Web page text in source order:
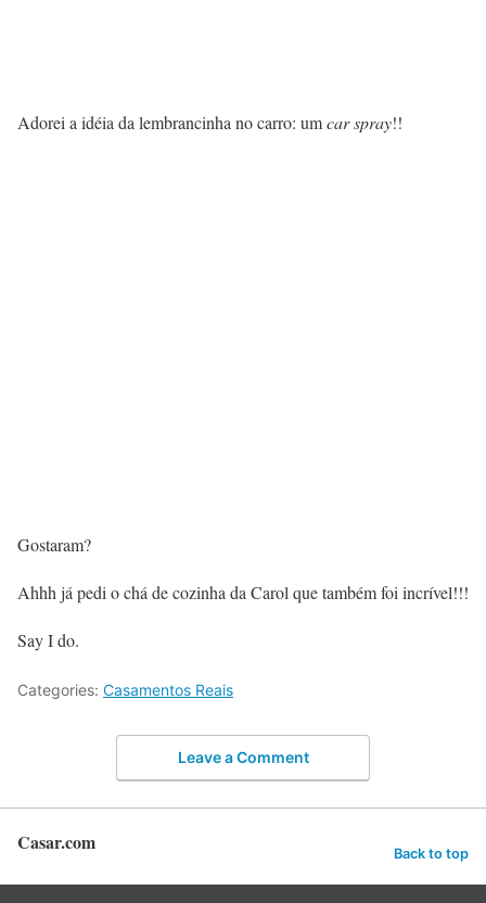
Adorei a idéia da lembrancinha no carro: umcar spray!!
Gostaram?
Ahhh já pedi o chá de cozinha da Carol que também foi incrível!!!
Say I do.
Categories: Casamentos Reais
Leave a Comment
Casar.com Back to top